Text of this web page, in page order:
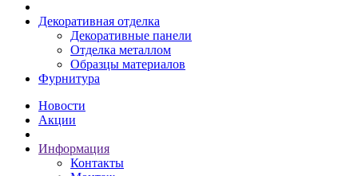
Декоративная отделка
Декоративные панели
Отделка металлом
Образцы материалов
Фурнитура
Новости
Акции
Информация
Контакты